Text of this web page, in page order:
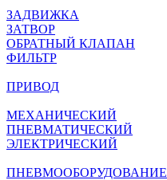
ЗАДВИЖКА
ЗАТВОР
ОБРАТНЫЙ КЛАПАН
ФИЛЬТР
ПРИВОД
МЕХАНИЧЕСКИЙ
ПНЕВМАТИЧЕСКИЙ
ЭЛЕКТРИЧЕСКИЙ
ПНЕВМООБОРУДОВАНИЕ